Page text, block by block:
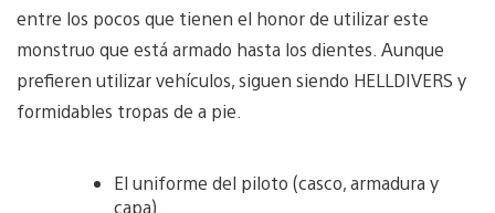
entre los pocos que tienen el honor de utilizar este
monstruo que está armado hasta los dientes. Aunque
prefieren utilizar vehículos, siguen siendo HELLDIVERS y
formidables tropas de a pie.
El uniforme del piloto (casco, armadura y
capa).